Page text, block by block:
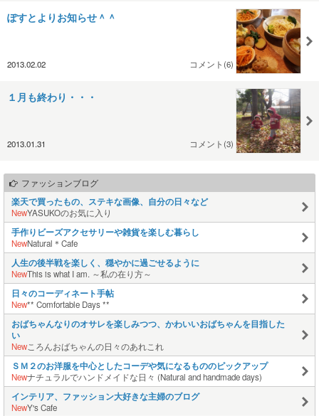
ぽすとよりお知らせ＾＾
2013.02.02 コメント(6)
１月も終わり・・・
2013.01.31 コメント(3)
ファッションブログ
楽天で買ったもの、ステキな画像、自分の日々など
NewYASUKOのお気に入り
手作りビーズアクセサリーや雑貨を楽しむ暮らし
NewNatural＊Cafe
人生の後半戦を楽しく、穏やかに過ごせるように
NewThis is what I am. ～私の在り方～
日々のコーディネート手帖
New** Comfortable Days **
おばちゃんなりのオサレを楽しみつつ、かわいいおばちゃんを目指した
い
Newころんおばちゃんの日々のあれこれ
ＳＭ２のお洋服を中心としたコーデや気になるもののピックアップ
Newナチュラルでハンドメイドな日々 (Natural and handmade days)
インテリア、ファッション大好きな主婦のブログ
NewY's Cafe